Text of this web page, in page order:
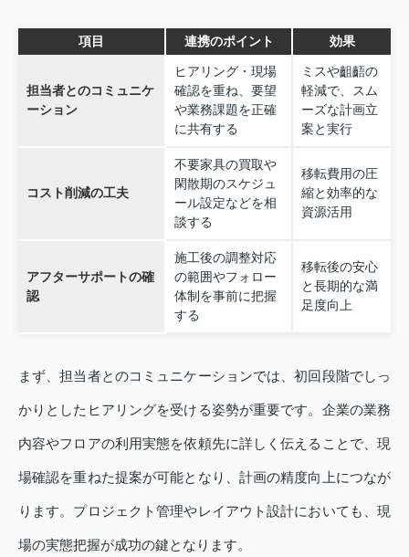
項目 連携のポイント 効果
担当者とのコミュニケ
ーション
ヒアリング・現場
確認を重ね、要望
や業務課題を正確
に共有する
ミスや齟齬の
軽減で、スム
ーズな計画立
案と実行
コスト削減の工夫
不要家具の買取や
閑散期のスケジュ
ール設定などを相
談する
移転費用の圧
縮と効率的な
資源活用
アフターサポートの確
認
施工後の調整対応
の範囲やフォロー
体制を事前に把握
する
移転後の安心
と長期的な満
足度向上
まず、担当者とのコミュニケーションでは、初回段階でしっ
かりとしたヒアリングを受ける姿勢が重要です。企業の業務
内容やフロアの利用実態を依頼先に詳しく伝えることで、現
場確認を重ねた提案が可能となり、計画の精度向上につなが
ります。プロジェクト管理やレイアウト設計においても、現
場の実態把握が成功の鍵となります。